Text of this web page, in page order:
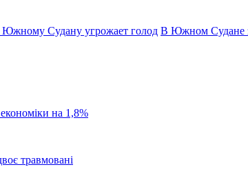
Судану угрожает голод В Южном Судане
на 1,8%
травмовані